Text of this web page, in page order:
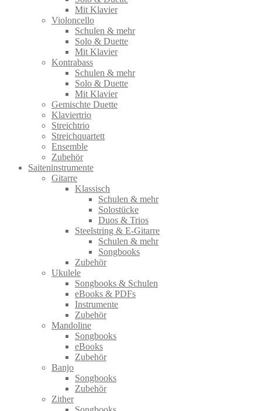
Mit Klavier
Violoncello
Schulen & mehr
Solo & Duette
Mit Klavier
Kontrabass
Schulen & mehr
Solo & Duette
Mit Klavier
Gemischte Duette
Klaviertrio
Streichtrio
Streichquartett
Ensemble
Zubehör
Saiteninstrumente
Gitarre
Klassisch
Schulen & mehr
Solostücke
Duos & Trios
Steelstring & E-Gitarre
Schulen & mehr
Songbooks
Zubehör
Ukulele
Songbooks & Schulen
eBooks & PDFs
Instrumente
Zubehör
Mandoline
Songbooks
eBooks
Zubehör
Banjo
Songbooks
Zubehör
Zither